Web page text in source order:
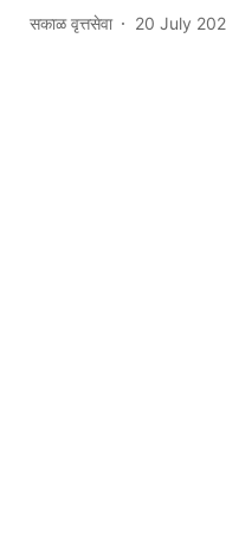
सकाळ वृत्तसेवा 20 July